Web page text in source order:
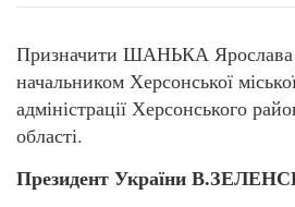
Призначити ШАНЬКА Ярослава
начальником Херсонської
адміністрації Херсонського
області.
Президент України